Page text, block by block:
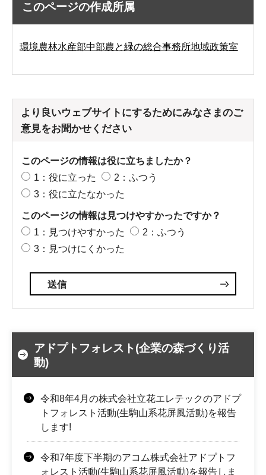
このページの作成所属
環境農林水産部中部農と緑の総合事務所地域政策室
より良いウェブサイトにするためにみなさまのご
意見をお聞かせください
このページの情報は役に立ちましたか？
1：役に立った
2：ふつう
3：役に立たなかった
このページの情報は見つけやすかったですか？
1：見つけやすかった
2：ふつう
3：見つけにくかった
アドプトフォレスト(企業の森づくり活
動)
令和8年4月の株式会社立花エレテックのアドプ
トフォレスト活動(生駒山系花屏風活動)を報告
します!
令和7年度下半期のアコム株式会社アドプトフ
ォレスト活動(生駒山系花屏風活動)を報告しま